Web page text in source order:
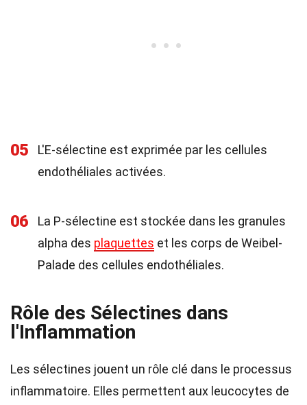
05
L'E-sélectine est exprimée par les cellules
endothéliales activées.
06
La P-sélectine est stockée dans les granules
alpha des plaquettes et les corps de Weibel-
Palade des cellules endothéliales.
Rôle des Sélectines dans
l'Inflammation
Les sélectines jouent un rôle clé dans le processus
inflammatoire. Elles permettent aux leucocytes de